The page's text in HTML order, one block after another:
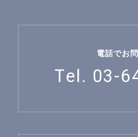
電話でお
Tel. 03-